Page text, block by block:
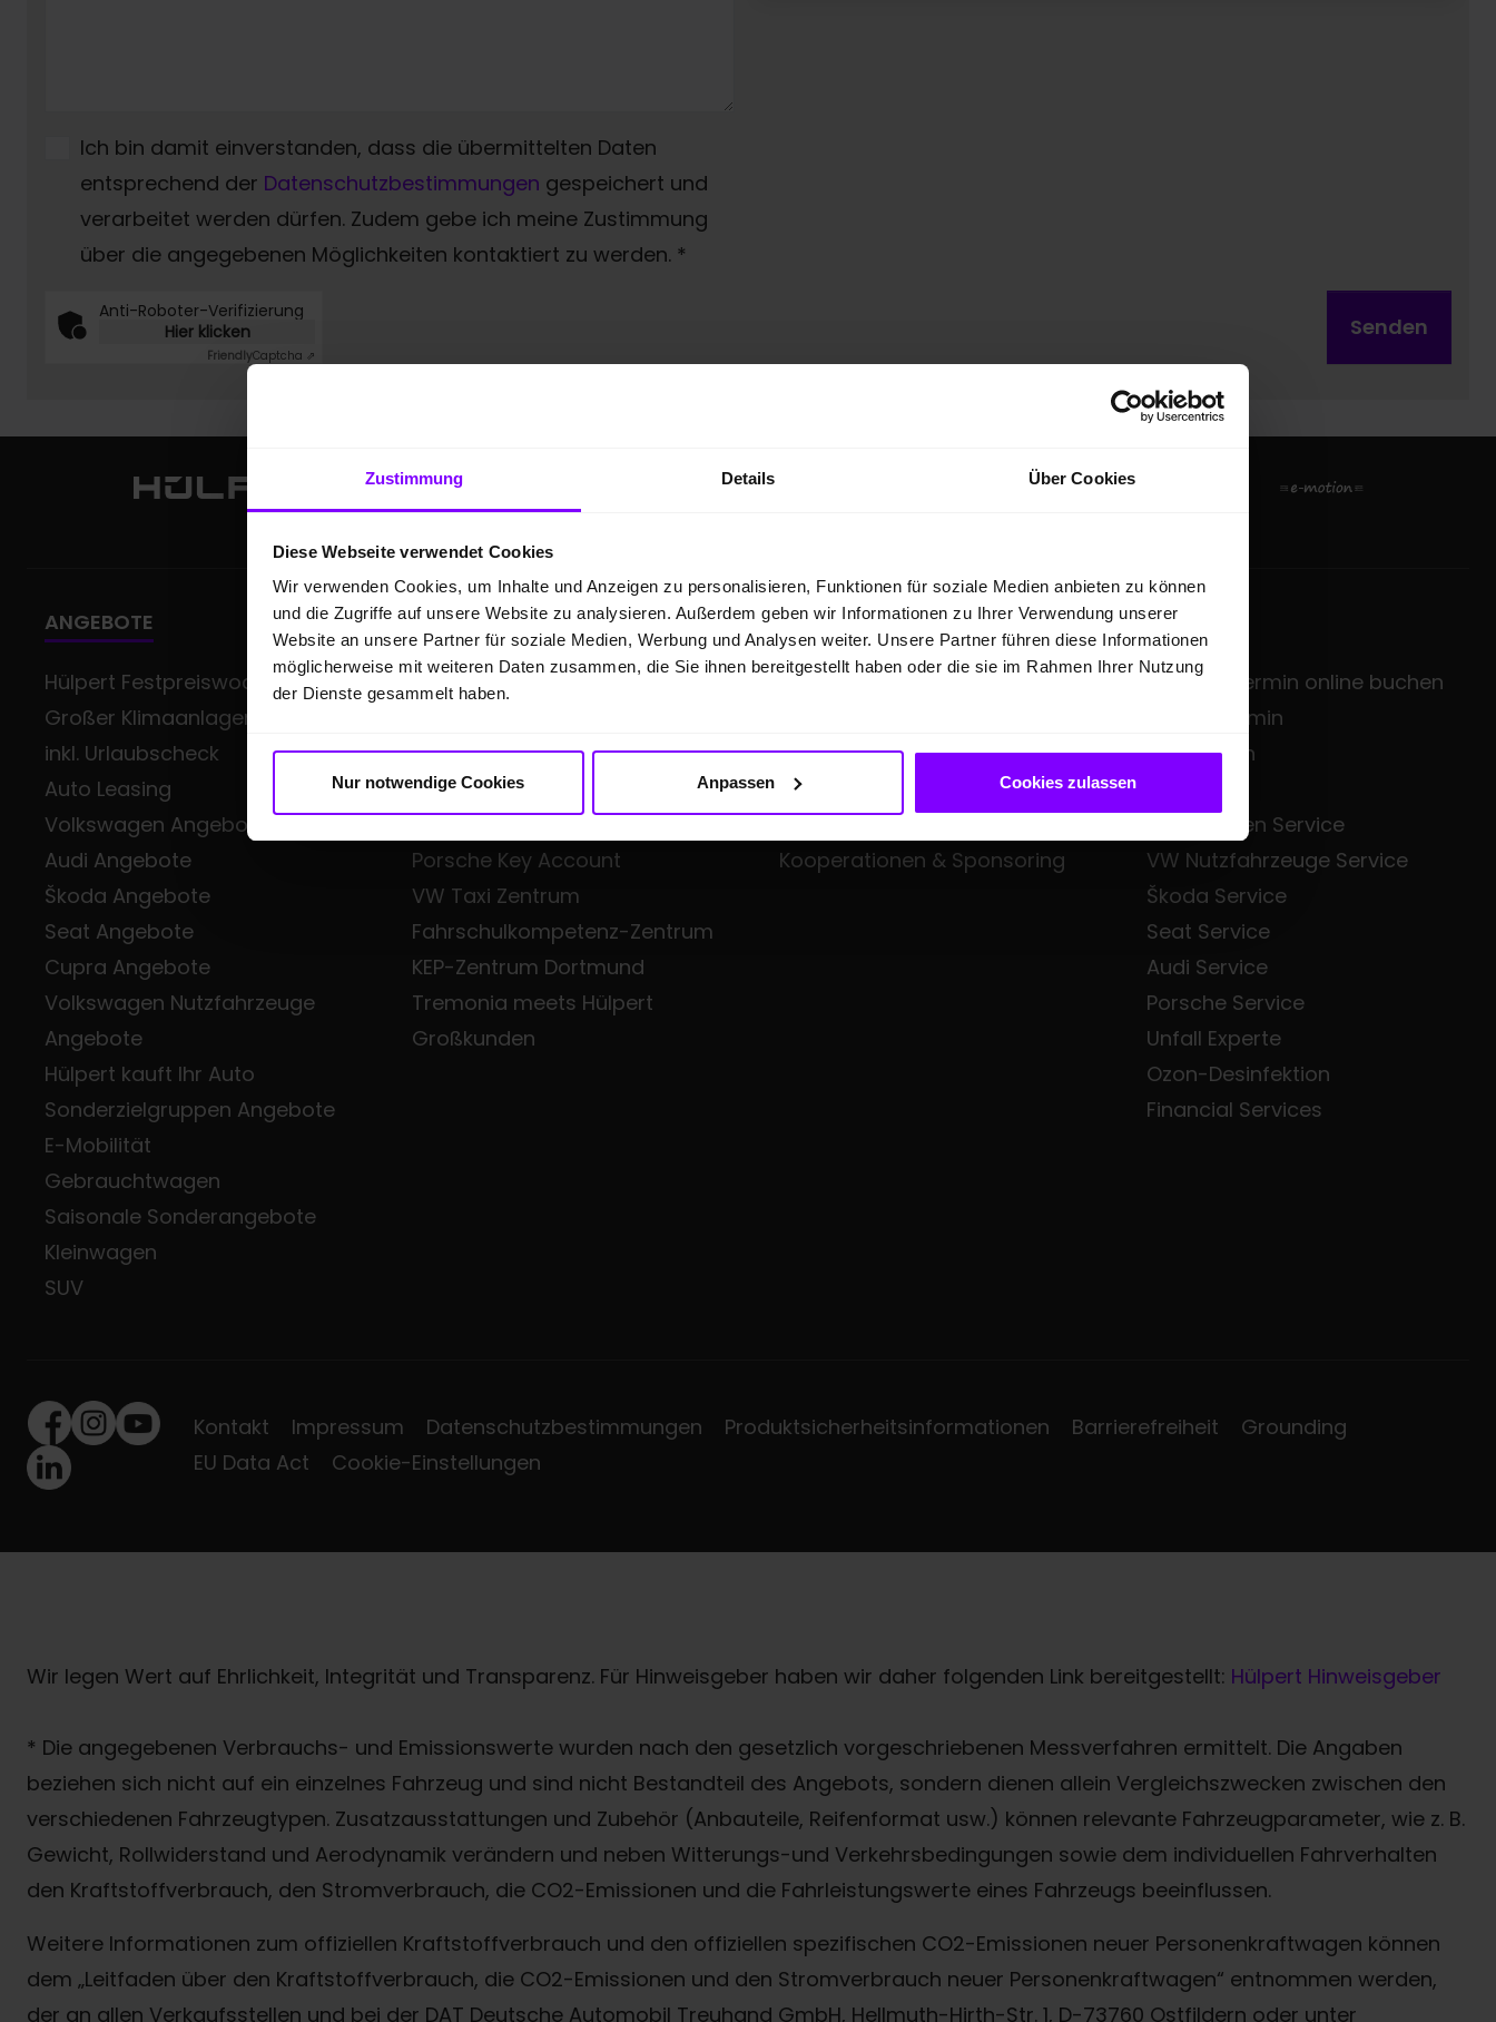
Zustimmung Details Über Cookies
Diese Webseite verwendet Cookies
Wir verwenden Cookies, um Inhalte und Anzeigen zu personalisieren, Funktionen für soziale Medien anbieten zu können
und die Zugriffe auf unsere Website zu analysieren. Außerdem geben wir Informationen zu Ihrer Verwendung unserer
Website an unsere Partner für soziale Medien, Werbung und Analysen weiter. Unsere Partner führen diese Informationen
möglicherweise mit weiteren Daten zusammen, die Sie ihnen bereitgestellt haben oder die sie im Rahmen Ihrer Nutzung
der Dienste gesammelt haben.
Nur notwendige Cookies Anpassen Cookies zulassen
Ich bin damit einverstanden, dass die übermittelten Daten
entsprechend der Datenschutzbestimmungen gespeichert und
verarbeitet werden dürfen. Zudem gebe ich meine Zustimmung
über die angegebenen Möglichkeiten kontaktiert zu werden. *
Anti-Roboter-Verifizierung
Hier klicken
FriendlyCaptcha ⇗
Senden
ANGEBOTE
Hülpert Festpreiswochen -
Großer Klimaanlagen-Service
inkl. Urlaubscheck
Auto Leasing
Volkswagen Angebote
Audi Angebote
Škoda Angebote
Seat Angebote
Cupra Angebote
Volkswagen Nutzfahrzeuge
Angebote
Hülpert kauft Ihr Auto
Sonderzielgruppen Angebote
E-Mobilität
Gebrauchtwagen
Saisonale Sonderangebote
Kleinwagen
SUV
GESCHÄFTSKUNDEN
Gewerbeangebote
Class
Škoda Small Fleet
Audi Business
Porsche Key Account
VW Taxi Zentrum
Fahrschulkompetenz-Zentrum
KEP-Zentrum Dortmund
Tremonia meets Hülpert
Großkunden
ÜBER UNS
Hülpert Unternehmenszentrale
Neuigkeiten
Leistungsspektrum
Zentrale Dienste
Kooperationen & Sponsoring
SERVICE
Service-Termin online buchen
Servicetermin
Mietwagen
Volkswagen Service
VW Nutzfahrzeuge Service
Škoda Service
Seat Service
Audi Service
Porsche Service
Unfall Experte
Ozon-Desinfektion
Financial Services
Facebook
Instagram
Youtube
LinkedIn
Kontakt Impressum Datenschutzbestimmungen Produktsicherheitsinformationen Barrierefreiheit
Grounding
EU Data Act
Cookie-Einstellungen
Wir legen Wert auf Ehrlichkeit, Integrität und Transparenz. Für Hinweisgeber haben wir daher folgenden Link bereitgestellt: Hülpert Hinweisgeber
* Die angegebenen Verbrauchs- und Emissionswerte wurden nach den gesetzlich vorgeschriebenen Messverfahren ermittelt. Die Angaben
beziehen sich nicht auf ein einzelnes Fahrzeug und sind nicht Bestandteil des Angebots, sondern dienen allein Vergleichszwecken zwischen den
verschiedenen Fahrzeugtypen. Zusatzausstattungen und Zubehör (Anbauteile, Reifenformat usw.) können relevante Fahrzeugparameter, wie z. B.
Gewicht, Rollwiderstand und Aerodynamik verändern und neben Witterungs-und Verkehrsbedingungen sowie dem individuellen Fahrverhalten
den Kraftstoffverbrauch, den Stromverbrauch, die CO2-Emissionen und die Fahrleistungswerte eines Fahrzeugs beeinflussen.
Weitere Informationen zum offiziellen Kraftstoffverbrauch und den offiziellen spezifischen CO2-Emissionen neuer Personenkraftwagen können
dem „Leitfaden über den Kraftstoffverbrauch, die CO2-Emissionen und den Stromverbrauch neuer Personenkraftwagen“ entnommen werden,
der an allen Verkaufsstellen und bei der DAT Deutsche Automobil Treuhand GmbH, Hellmuth-Hirth-Str. 1, D-73760 Ostfildern oder unter
Termin online buchen